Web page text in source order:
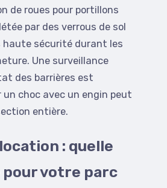
de roues pour portillons
par des verrous de sol
haute sécurité durant les
Une surveillance
des barrières est
un choc avec un engin peut
entière.
: quelle
votre parc